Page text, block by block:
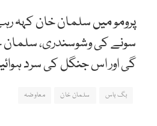
پرومو میں سلمان خان کہہ
سونے کی وشوسندری،
گی اور اس جنگل کی سرد
بگ باس سلمان خان معاوضہ